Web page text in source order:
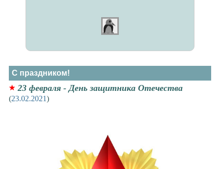
С праздником!
23 февраля - День защитника Отечества
(23.02.2021)